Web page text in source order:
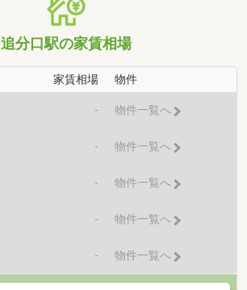
追分口駅の家賃相場
家賃相場 物件
- 物件一覧へ
- 物件一覧へ
- 物件一覧へ
- 物件一覧へ
- 物件一覧へ